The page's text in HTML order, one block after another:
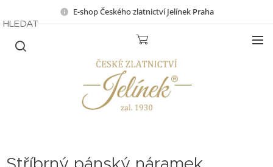
E-shop Českého zlatnictví Jelínek Praha
HLEDAT